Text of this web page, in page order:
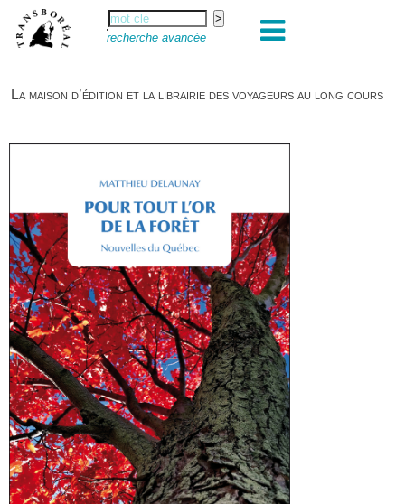
recherche avancée
La maison d’édition et la librairie des voyageurs au long cours